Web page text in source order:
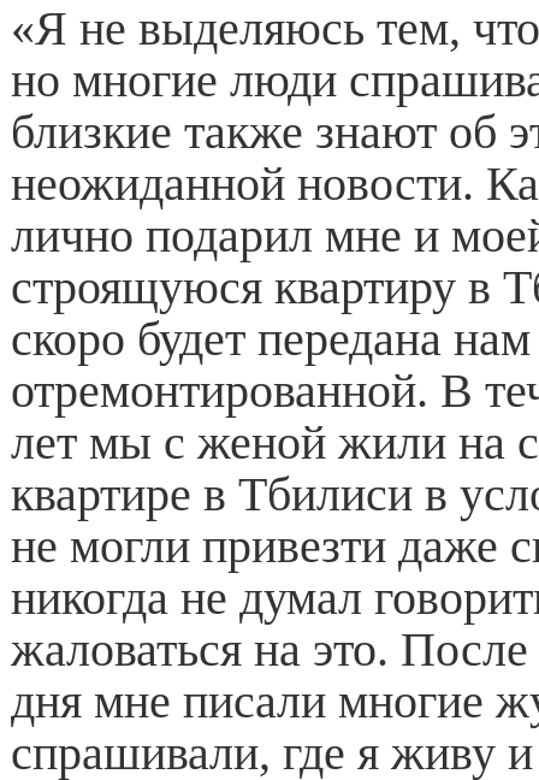
«Я не выделяюсь тем,
но многие люди
близкие также знают об
неожиданной новости.
лично подарил мне и
строящуюся квартиру в
скоро будет передана
отремонтированной. В
лет мы с женой жили на
квартире в Тбилиси в
не могли привезти даже
никогда не думал
жаловаться на это. После
дня мне писали многие
спрашивали, где я живу